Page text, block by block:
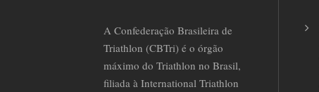
A Confederação Brasileira de
Triathlon (CBTri) é o órgão
máximo do Triathlon no Brasil,
filiada à International Triathlon